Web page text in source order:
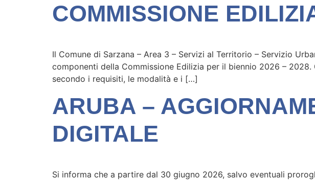
COMMISSIONE
Il Comune di Sarzana – Area 3 – Servizi al Territorio – Servizio
componenti della Commissione Edilizia per il biennio 2026 –
secondo i requisiti, le modalità e i […]
ARUBA –
DIGITALE
Si informa che a partire dal 30 giugno 2026, salvo eventuali